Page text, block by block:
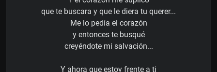
que te buscara y que le diera tu querer...
Me lo pedía el corazón
y entonces te busqué
creyéndote mi salvación...
Y ahora que estoy frente a ti